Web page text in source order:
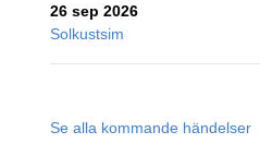
26 sep 2026
Solkustsim
Se alla kommande händelser